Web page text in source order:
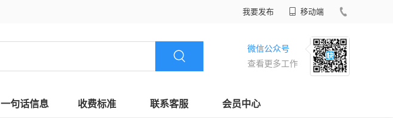
我要发布 移动端
微信公众号
查看更多工作
一句话信息 收费标准 联系客服 会员中心